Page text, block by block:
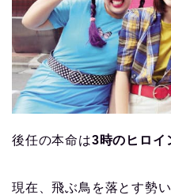
後任の本命は3時のヒロイ
現在、飛ぶ鳥を落とす勢